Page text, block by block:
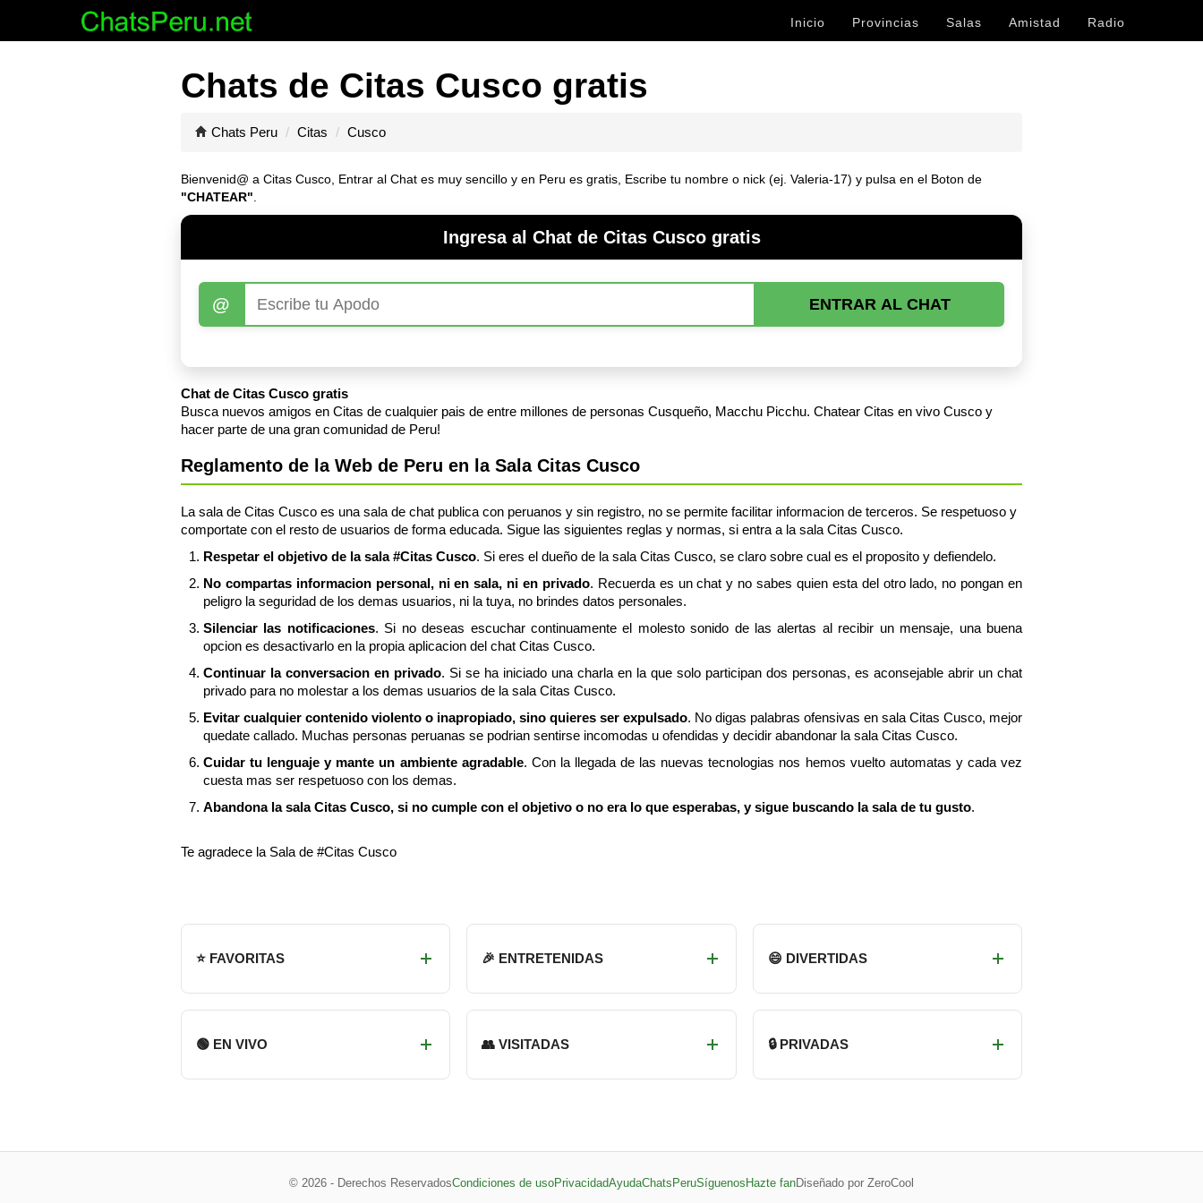
Inicio Provincias Salas Amistad Radio
Chats de Citas Cusco gratis
Chats Peru Citas Cusco
Bienvenid@ a Citas Cusco, Entrar al Chat es muy sencillo y en Peru es gratis, Escribe tu nombre o nick (ej. Valeria-17) y pulsa en el Boton de
"CHATEAR"
Ingresa al Chat de Citas Cusco gratis
@ ENTRAR AL CHAT
Chat de Citas Cusco gratis
Busca nuevos amigos en Citas de cualquier pais de entre millones de personas Cusqueño, Macchu Picchu. Chatear Citas en vivo Cusco y
hacer parte de una gran comunidad de Peru!
Reglamento de la Web de Peru en la Sala Citas Cusco
La sala de Citas Cusco es una sala de chat publica con peruanos y sin registro, no se permite facilitar informacion de terceros. Se respetuoso y
comportate con el resto de usuarios de forma educada. Sigue las siguientes reglas y normas, si entra a la sala Citas Cusco.
Respetar el objetivo de la sala #Citas Cusco. Si eres el dueño de la sala Citas Cusco, se claro sobre cual es el proposito y defiendelo.
No compartas informacion personal, ni en sala, ni en privado. Recuerda es un chat y no sabes quien esta del otro lado, no pongan en
peligro la seguridad de los demas usuarios, ni la tuya, no brindes datos personales.
Silenciar las notificaciones. Si no deseas escuchar continuamente el molesto sonido de las alertas al recibir un mensaje, una buena
opcion es desactivarlo en la propia aplicacion del chat Citas Cusco.
Continuar la conversacion en privado. Si se ha iniciado una charla en la que solo participan dos personas, es aconsejable abrir un chat
privado para no molestar a los demas usuarios de la sala Citas Cusco.
Evitar cualquier contenido violento o inapropiado, sino quieres ser expulsado. No digas palabras ofensivas en sala Citas Cusco, mejor
quedate callado. Muchas personas peruanas se podrian sentirse incomodas u ofendidas y decidir abandonar la sala Citas Cusco.
Cuidar tu lenguaje y mante un ambiente agradable. Con la llegada de las nuevas tecnologias nos hemos vuelto automatas y cada vez
cuesta mas ser respetuoso con los demas.
Abandona la sala Citas Cusco, si no cumple con el objetivo o no era lo que esperabas, y sigue buscando la sala de tu gusto.
Te agradece la Sala de #Citas Cusco
⭐ FAVORITAS 🎉 ENTRETENIDAS 😄 DIVERTIDAS
🟢 EN VIVO 👥 VISITADAS 🔒 PRIVADAS
© 2026 - Derechos ReservadosCondiciones de usoPrivacidadAyudaChatsPeruSíguenos Hazte fanDiseñado por ZeroCool